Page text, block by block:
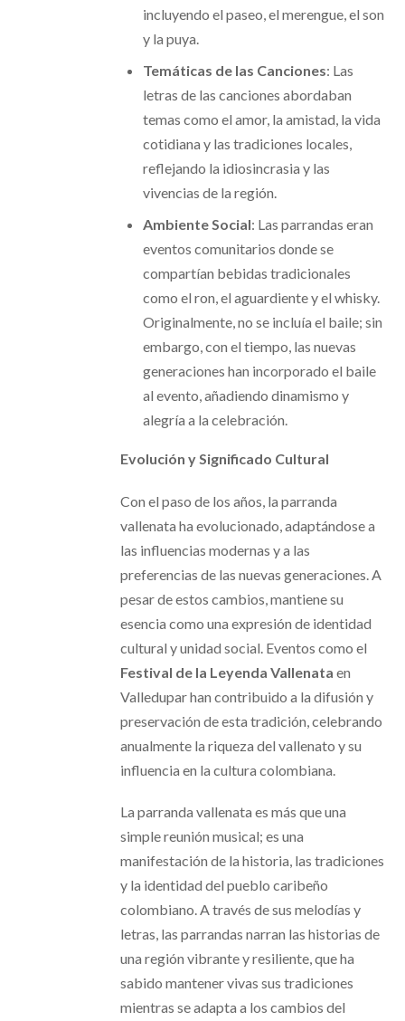
incluyendo el paseo, el merengue, el son
y la puya.​
Temáticas de las Canciones: Las
letras de las canciones abordaban
temas como el amor, la amistad, la vida
cotidiana y las tradiciones locales,
reflejando la idiosincrasia y las
vivencias de la región.​
Ambiente Social: Las parrandas eran
eventos comunitarios donde se
compartían bebidas tradicionales
como el ron, el aguardiente y el whisky.
Originalmente, no se incluía el baile; sin
embargo, con el tiempo, las nuevas
generaciones han incorporado el baile
al evento, añadiendo dinamismo y
alegría a la celebración.
Evolución y Significado Cultural
Con el paso de los años, la parranda
vallenata ha evolucionado, adaptándose a
las influencias modernas y a las
preferencias de las nuevas generaciones. A
pesar de estos cambios, mantiene su
esencia como una expresión de identidad
cultural y unidad social. Eventos como el
Festival de la Leyenda Vallenata en
Valledupar han contribuido a la difusión y
preservación de esta tradición, celebrando
anualmente la riqueza del vallenato y su
influencia en la cultura colombiana.
La parranda vallenata es más que una
simple reunión musical; es una
manifestación de la historia, las tradiciones
y la identidad del pueblo caribeño
colombiano. A través de sus melodías y
letras, las parrandas narran las historias de
una región vibrante y resiliente, que ha
sabido mantener vivas sus tradiciones
mientras se adapta a los cambios del